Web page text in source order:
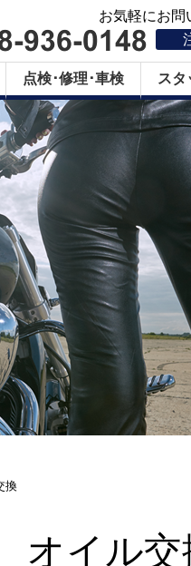
お気軽にお問
点検･修理･車検 スタ
換
イル交